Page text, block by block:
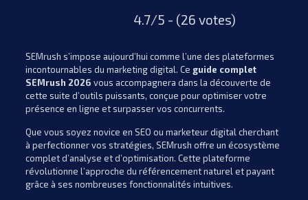
4.7/5 - (26 votes)
SEMrush s’impose aujourd’hui comme l’une des plateformes
incontournables du marketing digital. Ce guide complet
SEMrush 2026 vous accompagnera dans la découverte de
cette suite d’outils puissants, conçue pour optimiser votre
présence en ligne et surpasser vos concurrents.
Que vous soyez novice en SEO ou marketeur digital cherchant
à perfectionner vos stratégies, SEMrush offre un écosystème
complet d’analyse et d’optimisation. Cette plateforme
révolutionne l’approche du référencement naturel et payant
grâce à ses nombreuses fonctionnalités intuitives.